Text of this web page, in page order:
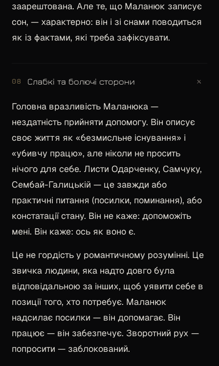
заарештована. Але те, що Маланюк записує
сон, — характерно: він і зі снами поводиться
як із фактами, які треба зафіксувати.
08 Слабкі та болючі сторони +
Головна вразливість Маланюка —
нездатність прийняти допомогу. Він описує
своє життя як «безмисльне існування» і
«убивчу працю», але ніколи не просить
нічого для себе. Листи Одарченку, Самчуку,
Сембай-Галицькій — це завжди або
практичні питання (посилки, поминання), або
констатації стану. Він не каже: допоможіть
мені. Він каже: ось як воно є.
Це не гордість у романтичному розумінні. Це
звичка людини, яка надто довго була
відповідальною за інших, щоб уявити себе в
позиції того, хто потребує. Маланюк
надсилає посилки — він допомагає. Він
працює — він забезпечує. Зворотний рух —
попросити — заблокований.